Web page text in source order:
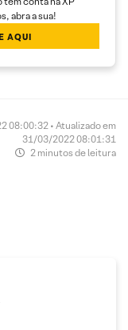
abra a sua!
AQUI
08:00:32 • Atualizado em
31/03/2022 08:01:31
2 minutos de leitura